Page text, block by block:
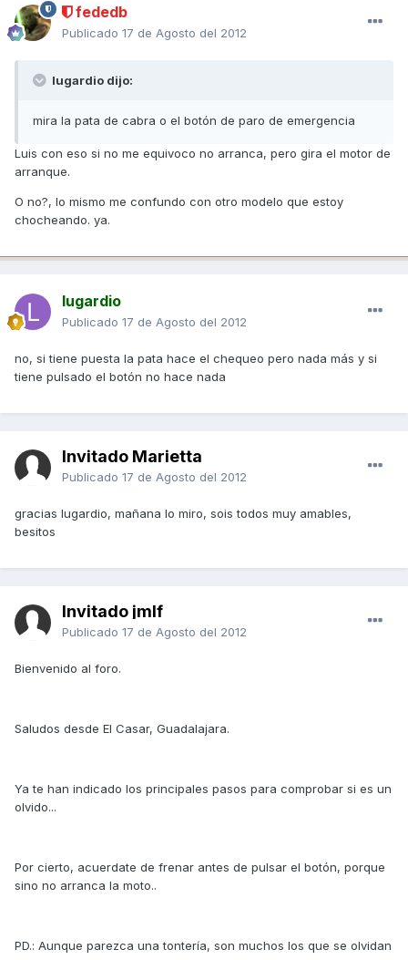
fededb
Publicado 17 de Agosto del 2012
lugardio dijo:
mira la pata de cabra o el botón de paro de emergencia
Luis con eso si no me equivoco no arranca, pero gira el motor de
arranque.
O no?, lo mismo me confundo con otro modelo que estoy
chocheando. ya.
lugardio
Publicado 17 de Agosto del 2012
no, si tiene puesta la pata hace el chequeo pero nada más y si
tiene pulsado el botón no hace nada
Invitado Marietta
Publicado 17 de Agosto del 2012
gracias lugardio, mañana lo miro, sois todos muy amables,
besitos
Invitado jmlf
Publicado 17 de Agosto del 2012
Bienvenido al foro.
Saludos desde El Casar, Guadalajara.
Ya te han indicado los principales pasos para comprobar si es un
olvido...
Por cierto, acuerdate de frenar antes de pulsar el botón, porque
sino no arranca la moto..
PD.: Aunque parezca una tontería, son muchos los que se olvidan